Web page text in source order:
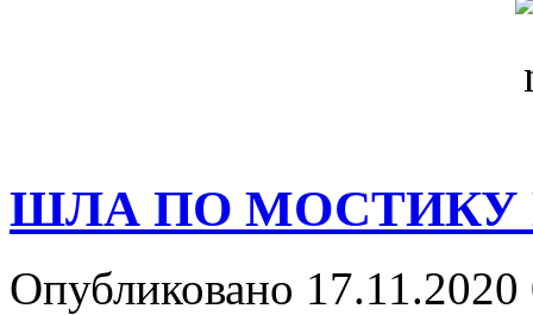
ШЛА ПО МОСТИКУ
Опубликовано 17.11.2020